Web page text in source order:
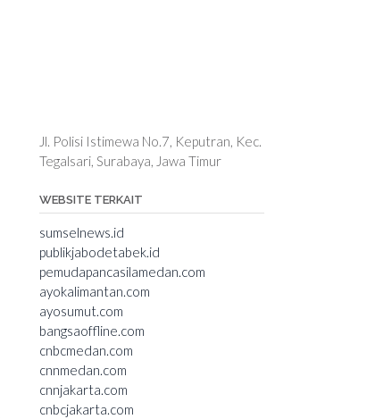
Jl. Polisi Istimewa No.7, Keputran, Kec.
Tegalsari, Surabaya, Jawa Timur
WEBSITE TERKAIT
sumselnews.id
publikjabodetabek.id
pemudapancasilamedan.com
ayokalimantan.com
ayosumut.com
bangsaoffline.com
cnbcmedan.com
cnnmedan.com
cnnjakarta.com
cnbcjakarta.com